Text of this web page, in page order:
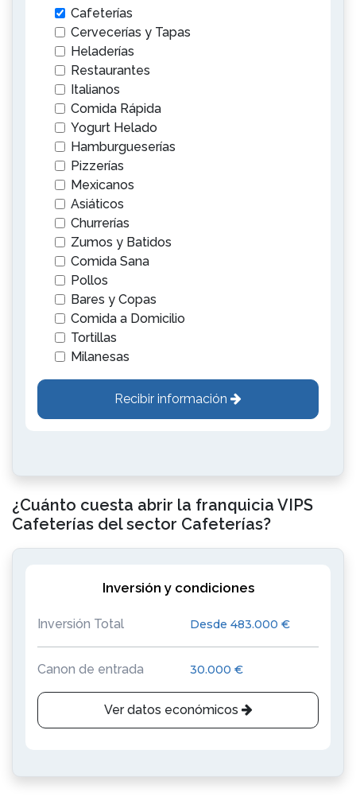
Cafeterías
Cervecerías y Tapas
Heladerías
Restaurantes
Italianos
Comida Rápida
Yogurt Helado
Hamburgueserías
Pizzerías
Mexicanos
Asiáticos
Churrerías
Zumos y Batidos
Comida Sana
Pollos
Bares y Copas
Comida a Domicilio
Tortillas
Milanesas
Recibir información
¿Cuánto cuesta abrir la franquicia VIPS
Cafeterías del sector Cafeterías?
Inversión y condiciones
Inversión Total Desde 483.000 €
Canon de entrada 30.000 €
Ver datos económicos